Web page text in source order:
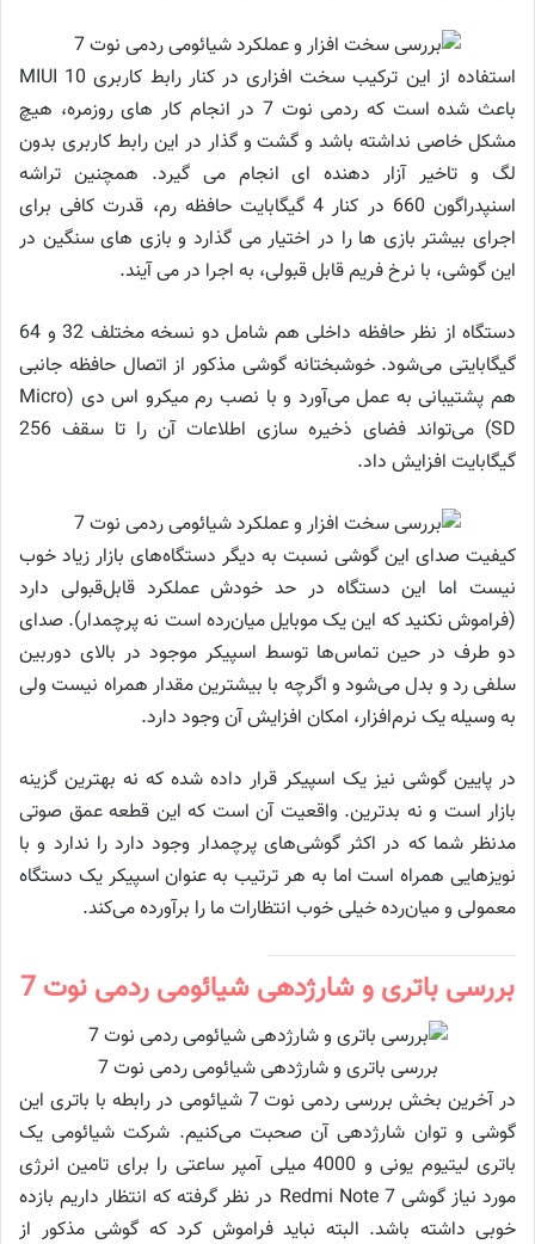
استفاده از این ترکیب سخت افزاری در کنار رابط کاربری MIUI 10
باعث شده است که ردمی نوت 7 در انجام کار های روزمره، هیچ
مشکل خاصی نداشته باشد و گشت و گذار در این رابط کاربری بدون
لگ و تاخیر آزار دهنده ای انجام می گیرد. همچنین تراشه
اسنپدراگون 660 در کنار 4 گیگابایت حافظه رم، قدرت کافی برای
اجرای بیشتر بازی ها را در اختیار می گذارد و بازی های سنگین در
این گوشی، با نرخ فریم قابل قبولی، به اجرا در می آیند.
دستگاه از نظر حافظه داخلی هم شامل دو نسخه مختلف 32 و 64
گیگابایتی می‌شود. خوشبختانه گوشی مذکور از اتصال حافظه جانبی
هم پشتیبانی به عمل می‌آورد و با نصب رم میکرو اس دی (Micro
SD) می‌تواند فضای ذخیره سازی اطلاعات آن را تا سقف 256
گیگابایت افزایش داد.
کیفیت صدای این گوشی نسبت به دیگر دستگاه‌های بازار زیاد خوب
نیست اما این دستگاه در حد خودش عملکرد قابل‌قبولی دارد
(فراموش نکنید که این یک موبایل میان‌رده است نه پرچمدار). صدای
دو طرف در حین تماس‌ها توسط اسپیکر موجود در بالای دوربین
سلفی رد و بدل می‌شود و اگرچه با بیشترین مقدار همراه نیست ولی
به وسیله یک نرم‌افزار، امکان افزایش آن وجود دارد.
در پایین گوشی نیز یک اسپیکر قرار داده شده که نه بهترین گزینه
بازار است و نه بدترین. واقعیت آن است که این قطعه عمق صوتی
مدنظر شما که در اکثر گوشی‌های پرچمدار وجود دارد را ندارد و با
نویزهایی همراه است اما به هر ترتیب به عنوان اسپیکر یک دستگاه
معمولی و میان‌رده خیلی خوب انتظارات ما را برآورده می‌کند.
بررسی باتری و شارژدهی شیائومی ردمی نوت 7
بررسی باتری و شارژدهی شیائومی ردمی نوت 7
در آخرین بخش بررسی ردمی نوت 7 شیائومی در رابطه با باتری این
گوشی و توان شارژدهی آن صحبت می‌کنیم. شرکت شیائومی یک
باتری لیتیوم یونی و 4000 میلی آمپر ساعتی را برای تامین انرژی
مورد نیاز گوشی Redmi Note 7 در نظر گرفته که انتظار داریم بازده
خوبی داشته باشد. البته نباید فراموش کرد که گوشی مذکور از